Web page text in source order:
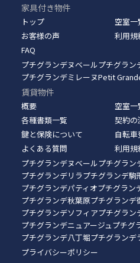
家具付き物件
トップ
空室一
お客様の声
利用規
FAQ
プチグランデヌベールプチグラン
プチグランデミレーヌPetit
賃貸物件
概要
空室一
各種書類一覧
契約の
鍵と保険について
自転車
よくある質問
利用規
プチグランデヌベールプチグラン
プチグランデリラプチグランデ駒
プチグランデパティオプチグラン
プチグランデ秋葉原プチグランデ
プチグランデソフィアプチグラン
プチグランデニュアージュプチグ
プチグランデ八丁堀プチグランデ
プライバシーポリシー